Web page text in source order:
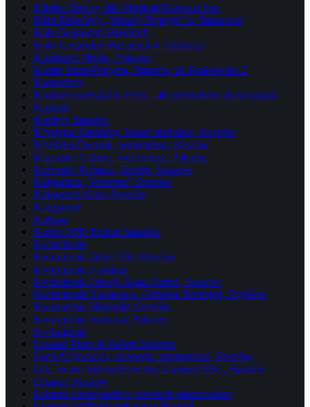
Klinika Broccy filia Medical Margaret Spa
Klub Dziecięcy „Wesoły Pajacyk” w Staszowie
Koła Gospodyń Wiejskich
Koło Gospodyń Wiejskich w Jabłonicy
Komfopol Meble, Połaniec
Komis Anna Podyma, Staszów, ul. Krakowska 2
Komputery
Konkurs orzeszków Felix – 40 netbooków do wygrania
Kontakt
Kredyty Staszów
Krystyna Altenberg, lekarz internista, Staszów
Krystyna Dworak, reumatolog, Staszów
Krzysztof Gębura, weterynarz, Połaniec
Krzysztof Pragacz, chirurg, Staszów
Księgarnia „Volumen” Staszów
Księgarnia Nova Staszów
Księgarnie
Kultura
Kurier DPD Pickup Staszów
Kwiaciarnia
Kwiaciarnia Dolce Vita Staszów
Kwiaciarnia Fantazja
Kwiaciarnia Finezja Beata Szeleś, Staszów
Kwiaciarnia Kwiatowo, Gabriela Suchojad, Szydłów
Kwiaciarnia Magnolia Staszów
Kwiaciarnia Storczyk Połaniec
Kwiaciarnie
Lawasz Pizza & Kebab Staszów
Lech Najmowicz, ortopeda, traumatolog, Staszów
Lek. Iwona Sikora Prywatny Gabinet USG, Staszów
Lekarze Staszów
Lekarze weterynarii w powiecie staszowskim